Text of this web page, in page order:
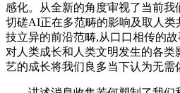
感化。从全新的角度审视了当前我
切磋AI正在多范畴的影响及取人
技立异的前沿范畴,从口口相传的
对人类成长和人类文明发生的各
艺的成长将我们良多当下认为无需